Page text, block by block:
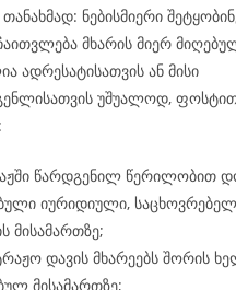
თანახმად: ნებისმიერი
მხარის მიერ
ადრესატისათვის ან მისი
უშუალოდ,
წარდგენილ წერილობით
იურიდიული,
მისამართზე;
დავის მხარეებს შორის
მისამართზე;